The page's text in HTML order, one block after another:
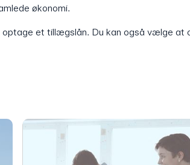
økonomi.
optage et tillægslån. Du kan også vælge at